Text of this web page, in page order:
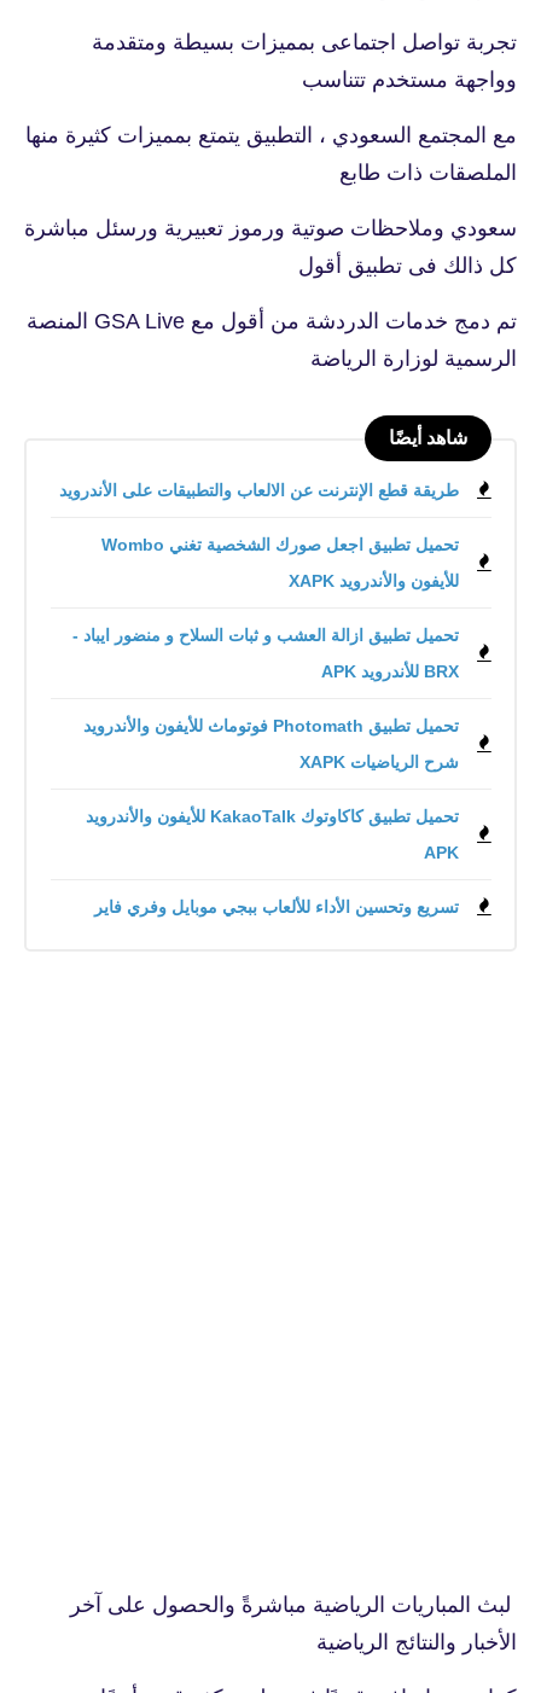
تجربة تواصل اجتماعى بمميزات بسيطة ومتقدمة
وواجهة مستخدم تتناسب
مع المجتمع السعودي ، التطبيق يتمتع بمميزات كثيرة منها
الملصقات ذات طابع
سعودي وملاحظات صوتية ورموز تعبيرية ورسئل مباشرة
كل ذالك فى تطبيق أقول
تم دمج خدمات الدردشة من أقول مع GSA Live المنصة
الرسمية لوزارة الرياضة
شاهد أيضًا
طريقة قطع الإنترنت عن الالعاب والتطبيقات على الأندرويد
تحميل تطبيق اجعل صورك الشخصية تغني Wombo
للأيفون والأندرويد XAPK
تحميل تطبيق ازالة العشب و ثبات السلاح و منضور ايباد -
BRX‏ للأندرويد APK
تحميل تطبيق Photomath فوتوماث للأيفون والأندرويد
شرح الرياضيات XAPK
تحميل تطبيق كاكاوتوك KakaoTalk للأيفون والأندرويد
APK
تسريع وتحسين الأداء للألعاب ببجي موبايل وفري فاير
لبث المباريات الرياضية مباشرةً والحصول على آخر
الأخبار والنتائج الرياضية